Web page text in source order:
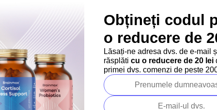
146,06 lei
Evaluare
preţ:
123,78 lei / 100 ml
162,30 lei
Vânzare
SUMMER SALE
–10 %
SUMMER SALE
–10 %
Obțineți codul
o reducere de
Lăsați-ne adresa dvs. de e-mail
răsplăti cu o reducere de 20 lei
primei dvs. comenzi de peste